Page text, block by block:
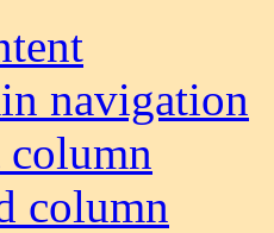
navigation
column